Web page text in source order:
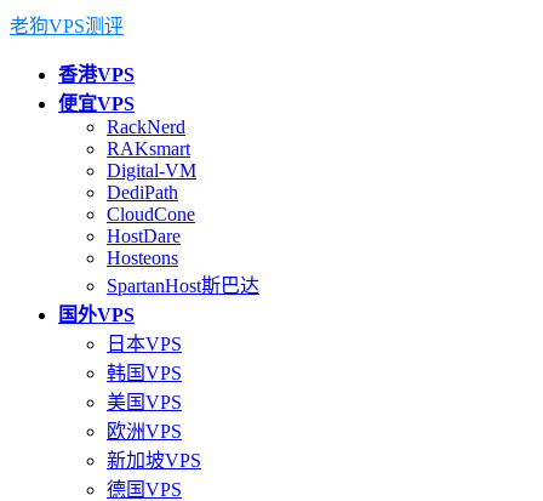
老狗VPS测评
香港VPS
便宜VPS
RackNerd
RAKsmart
Digital-VM
DediPath
CloudCone
HostDare
Hosteons
SpartanHost斯巴达
国外VPS
日本VPS
韩国VPS
美国VPS
欧洲VPS
新加坡VPS
德国VPS